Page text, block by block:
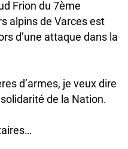
Frion du 7ème
alpins de Varces est
d’une attaque dans la
d’armes, je veux dire
de la Nation.